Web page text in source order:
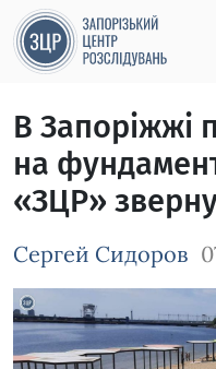
В Запоріжжі
на
«ЗЦР»
Сергей Сидоров
Зображення завантажується